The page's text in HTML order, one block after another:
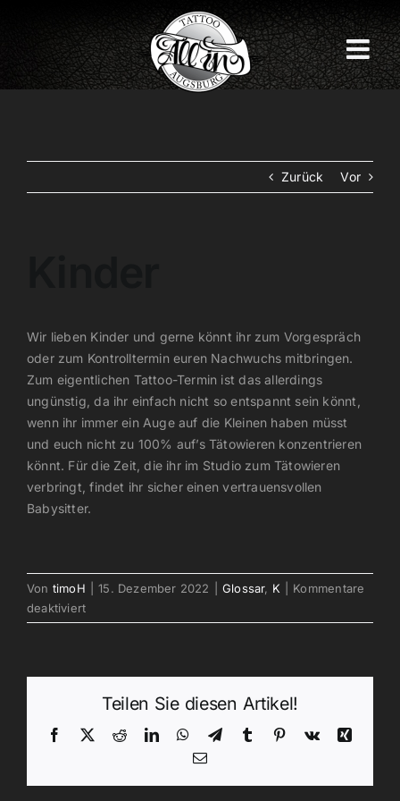
Zurück Vor
Wir lieben Kinder und gerne könnt ihr zum Vorgespräch
oder zum Kontrolltermin euren Nachwuchs mitbringen.
Zum eigentlichen Tattoo-Termin ist das allerdings
ungünstig, da ihr einfach nicht so entspannt sein könnt,
wenn ihr immer ein Auge auf die Kleinen haben müsst
und euch nicht zu 100% auf’s Tätowieren konzentrieren
könnt. Für die Zeit, die ihr im Studio zum Tätowieren
verbringt, findet ihr sicher einen vertrauensvollen
Babysitter.
Von timoH 15. Dezember 2022 Glossar, K
Kommentare
deaktiviertfür
Kinder
Teilen Sie diesen Artikel!
Facebook
X RedditLinkedInWhatsApp
TelegramTumblr Pinterest
Vk
Xing
E-